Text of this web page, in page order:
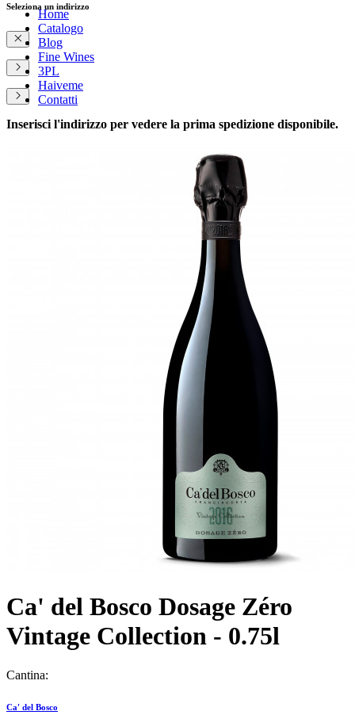
Home
Catalogo
Blog
Fine Wines
3PL
Haiveme
Contatti
Seleziona un indirizzo
Inserisci l'indirizzo per vedere la prima spedizione disponibile.
Ca' del Bosco Dosage Zéro
Vintage Collection - 0.75l
Cantina:
Ca' del Bosco